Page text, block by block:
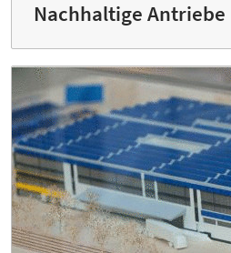
Nachhaltige Antriebe